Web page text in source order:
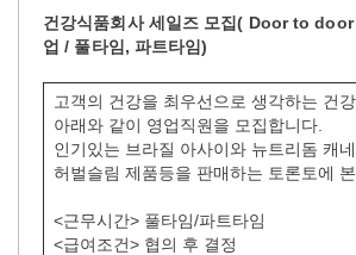
건강식품회사 세일즈 모집( Door to door
업 / 풀타임, 파트타임)
고객의 건강을 최우선으로 생각하는 건
아래와 같이 영업직원을 모집합니다.
인기있는 브라질 아사이와 뉴트리돔 캐
허벌슬림 제품등을 판매하는 토론토에
<근무시간> 풀타임/파트타임
<급여조건> 협의 후 결정